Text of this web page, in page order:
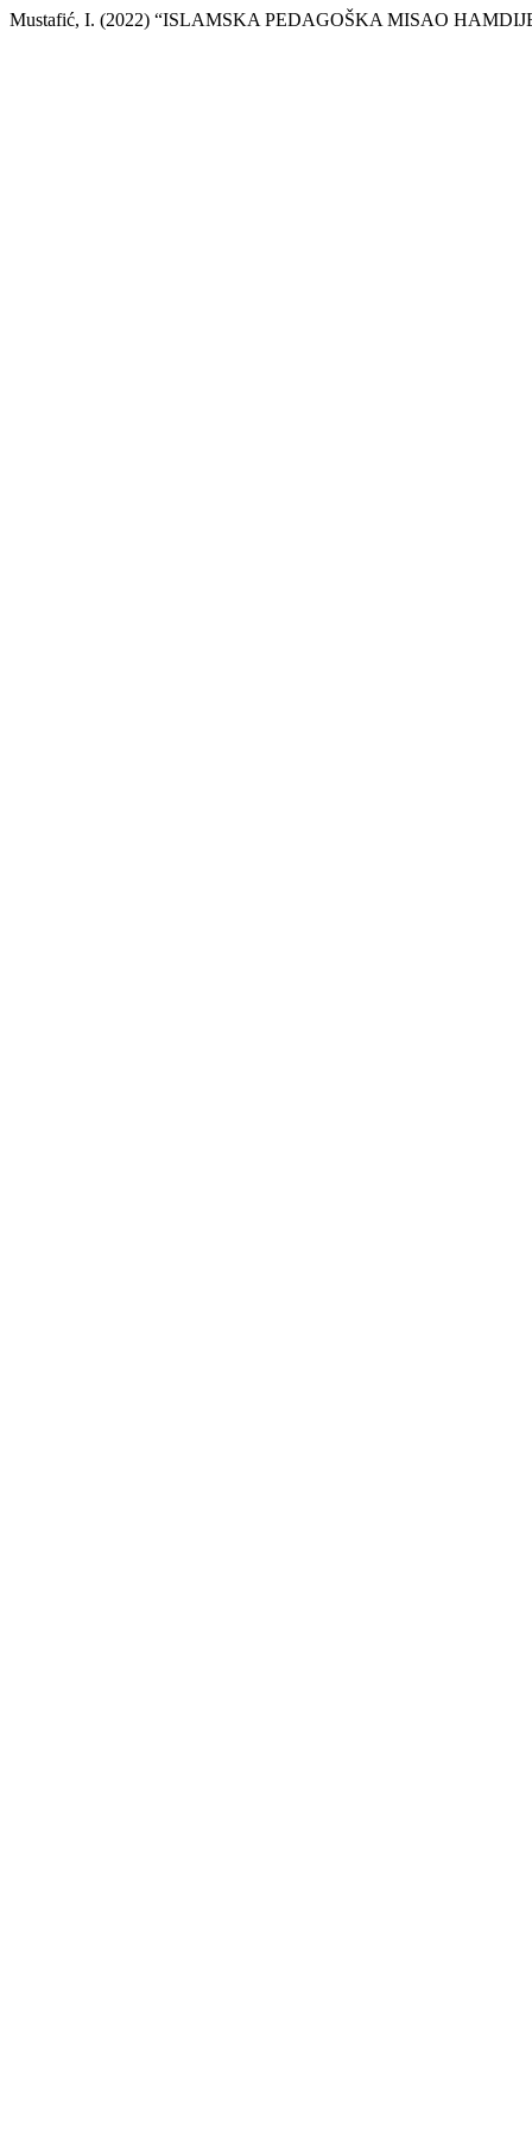
Mustafić, I. (2022) “ISLAMSKA PEDAGOŠKA MISAO